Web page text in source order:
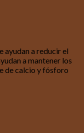
ayudan a reducir el
a mantener los
de calcio y fósforo